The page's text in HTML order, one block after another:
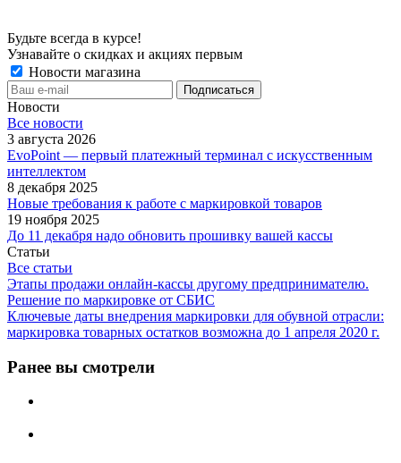
Будьте всегда в курсе!
Узнавайте о скидках и акциях первым
Новости магазина
Новости
Все новости
3 августа 2026
EvoPoint — первый платежный терминал с искусственным
интеллектом
8 декабря 2025
Новые требования к работе с маркировкой товаров
19 ноября 2025
До 11 декабря надо обновить прошивку вашей кассы
Статьи
Все статьи
Этапы продажи онлайн-кассы другому предпринимателю.
Решение по маркировке от СБИС
Ключевые даты внедрения маркировки для обувной отрасли:
маркировка товарных остатков возможна до 1 апреля 2020 г.
Ранее вы смотрели